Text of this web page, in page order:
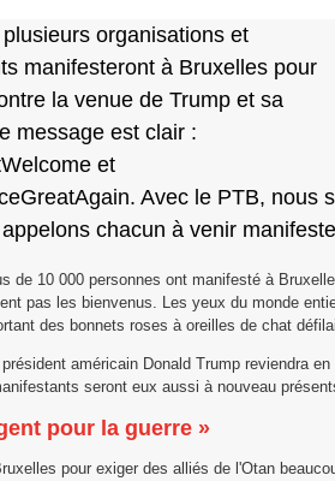
organisations et
manifesteront à Bruxelles pour
la venue de Trump et sa
message est clair :
et
Avec le PTB, nous
chacun à venir
de 10 000 personnes ont manifesté à
pas les bienvenus. Les yeux du monde
des bonnets roses à oreilles de chat
américain Donald Trump reviendra
seront eux aussi à nouveau
pour la guerre »
pour exiger des alliés de l'Otan